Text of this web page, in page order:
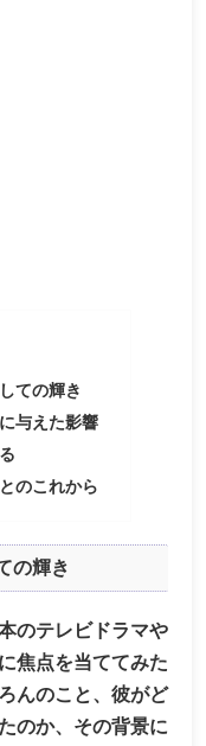
ての輝き
与えた影響
のこれから
の輝き
のテレビドラマや
焦点を当ててみた
んのこと、彼がど
のか、その背景に